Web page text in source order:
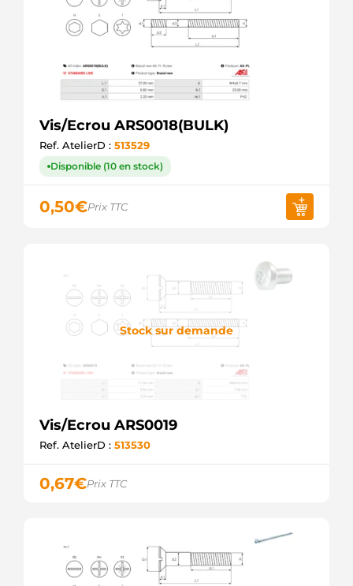
Vis/Ecrou ARS0018(BULK)
Ref. AtelierD : 513529
Disponible (10 en stock)
0,50€Prix TTC
Stock sur demande
Vis/Ecrou ARS0019
Ref. AtelierD : 513530
0,67€Prix TTC